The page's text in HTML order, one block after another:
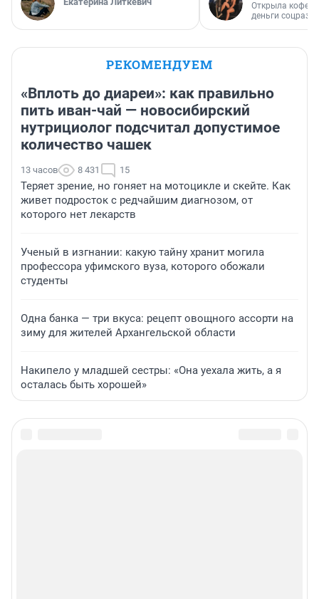
Открыла
деньги
РЕКОМЕНДУЕМ
«Вплоть до диареи»: как правильно
пить иван-чай — новосибирский
нутрициолог подсчитал допустимое
количество чашек
13 часов 8 431 15
Теряет зрение, но гоняет на мотоцикле и скейте. Как
живет подросток с редчайшим диагнозом, от
которого нет лекарств
Ученый в изгнании: какую тайну хранит могила
профессора уфимского вуза, которого обожали
студенты
Одна банка — три вкуса: рецепт овощного ассорти на
зиму для жителей Архангельской области
Накипело у младшей сестры: «Она уехала жить, а я
осталась быть хорошей»